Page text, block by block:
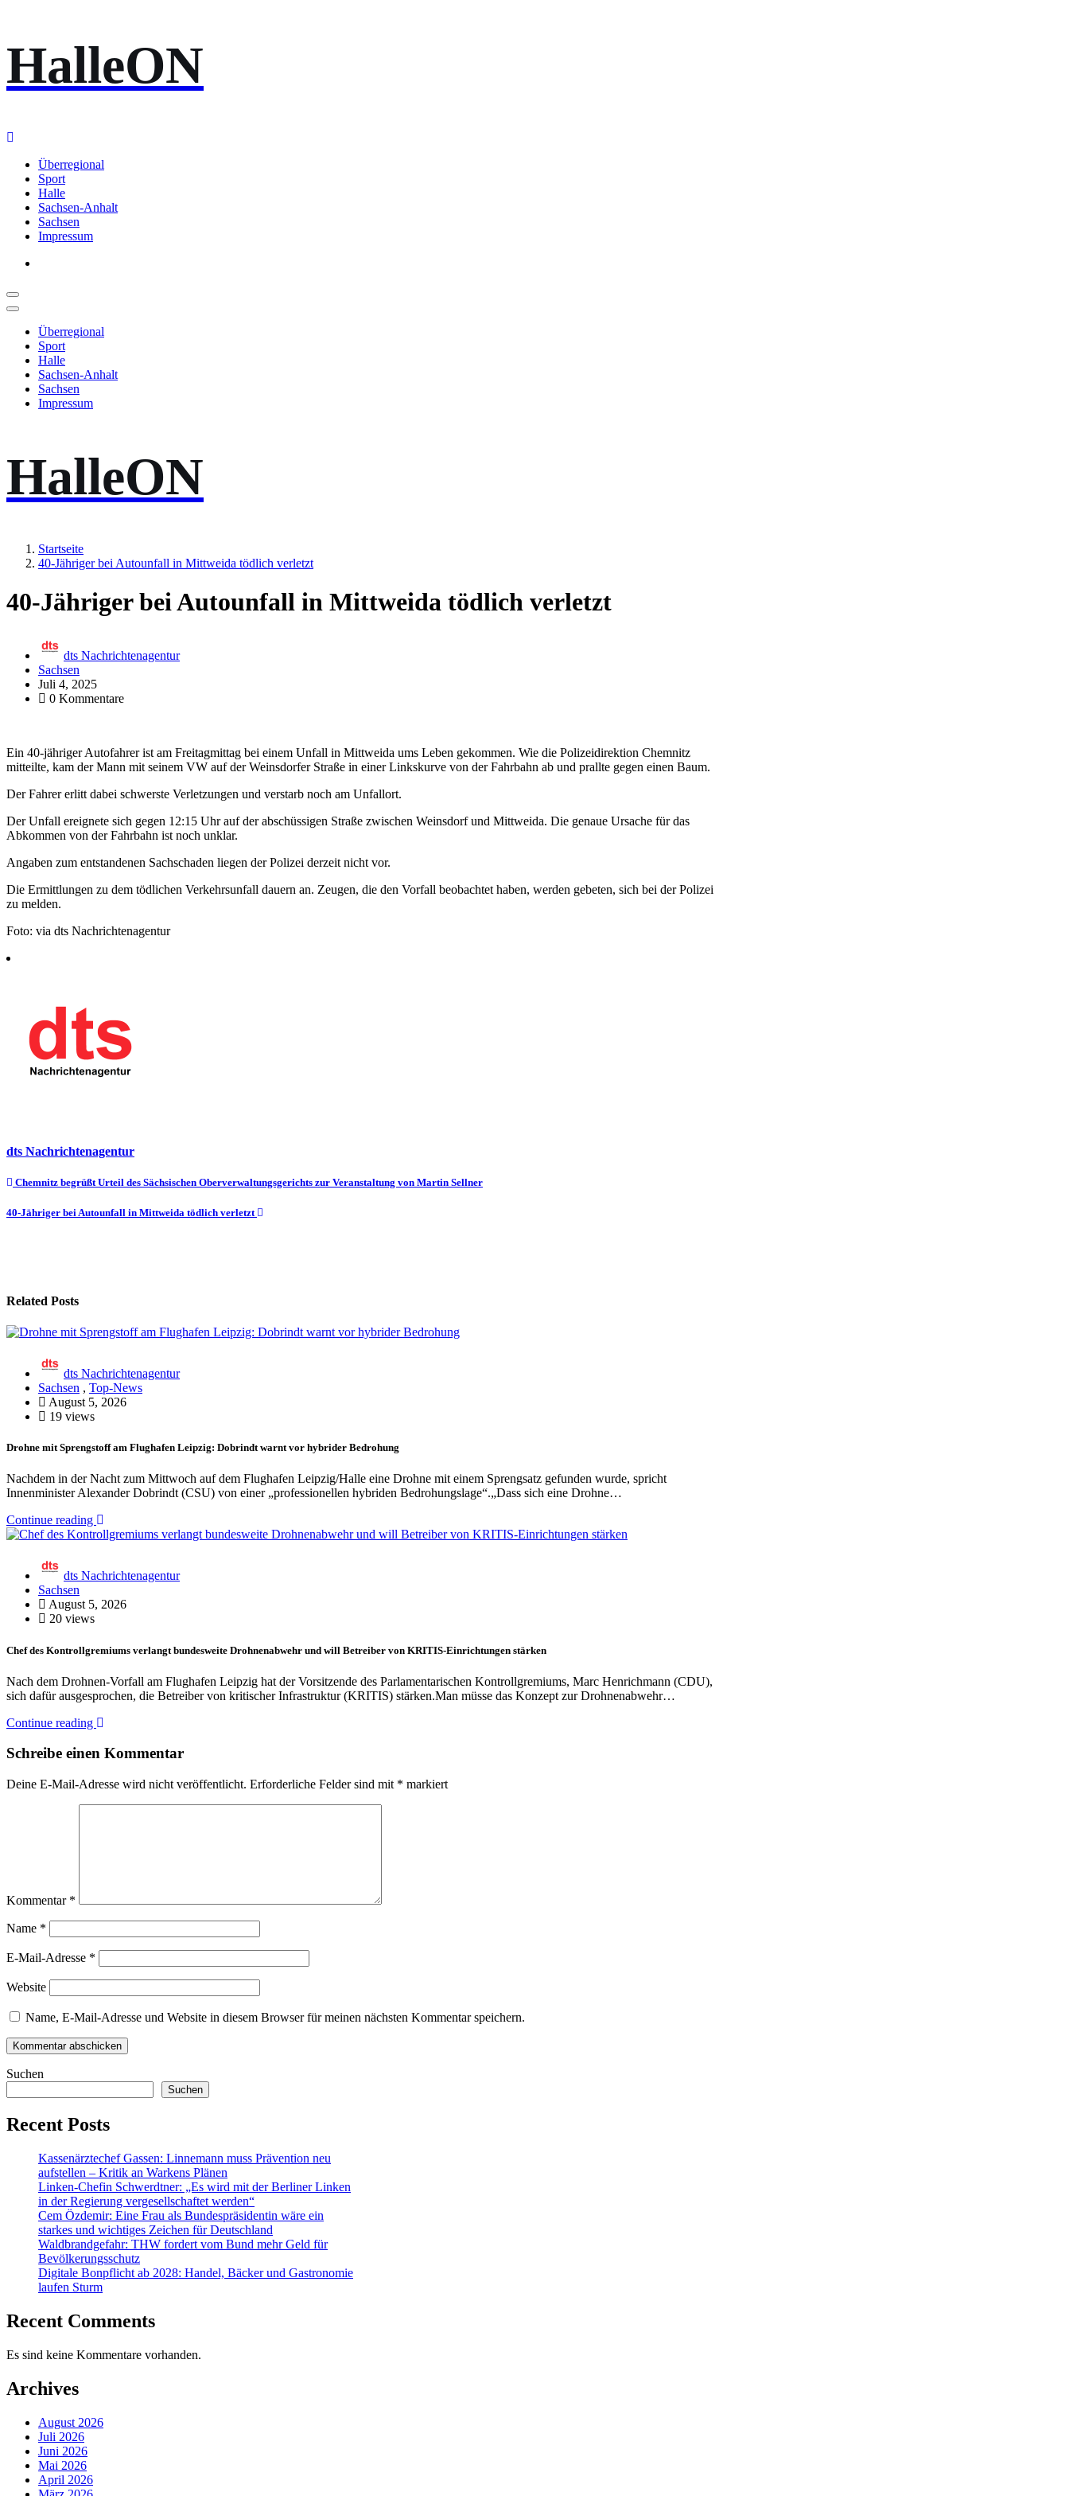
Inhalt
springen
HalleON
Überregional
Sport
Halle
Sachsen-Anhalt
Sachsen
Impressum
Überregional
Sport
Halle
Sachsen-Anhalt
Sachsen
Impressum
HalleON
Startseite
40-Jähriger bei Autounfall in Mittweida tödlich verletzt
40-Jähriger bei Autounfall in Mittweida tödlich verletzt
dts Nachrichtenagentur
Sachsen
Juli 4, 2025
0 Kommentare
Ein 40-jähriger Autofahrer ist am Freitagmittag bei einem Unfall in Mittweida ums Leben gekommen. Wie die Polizeidirektion Chemnitz
mitteilte, kam der Mann mit seinem VW auf der Weinsdorfer Straße in einer Linkskurve von der Fahrbahn ab und prallte gegen einen Baum.
Der Fahrer erlitt dabei schwerste Verletzungen und verstarb noch am Unfallort.
Der Unfall ereignete sich gegen 12:15 Uhr auf der abschüssigen Straße zwischen Weinsdorf und Mittweida. Die genaue Ursache für das
Abkommen von der Fahrbahn ist noch unklar.
Angaben zum entstandenen Sachschaden liegen der Polizei derzeit nicht vor.
Die Ermittlungen zu dem tödlichen Verkehrsunfall dauern an. Zeugen, die den Vorfall beobachtet haben, werden gebeten, sich bei der Polizei
zu melden.
Foto: via dts Nachrichtenagentur
dts Nachrichtenagentur
Beitragsnavigation
Chemnitz begrüßt Urteil des Sächsischen Oberverwaltungsgerichts zur Veranstaltung von Martin Sellner
40-Jähriger bei Autounfall in Mittweida tödlich verletzt
Related Posts
dts Nachrichtenagentur
Sachsen , Top-News
August 5, 2026
19 views
Drohne mit Sprengstoff am Flughafen Leipzig: Dobrindt warnt vor hybrider Bedrohung
Nachdem in der Nacht zum Mittwoch auf dem Flughafen Leipzig/Halle eine Drohne mit einem Sprengsatz gefunden wurde, spricht
Innenminister Alexander Dobrindt (CSU) von einer „professionellen hybriden Bedrohungslage“.„Dass sich eine Drohne…
Continue reading
dts Nachrichtenagentur
Sachsen
August 5, 2026
20 views
Chef des Kontrollgremiums verlangt bundesweite Drohnenabwehr und will Betreiber von KRITIS-Einrichtungen stärken
Nach dem Drohnen-Vorfall am Flughafen Leipzig hat der Vorsitzende des Parlamentarischen Kontrollgremiums, Marc Henrichmann (CDU),
sich dafür ausgesprochen, die Betreiber von kritischer Infrastruktur (KRITIS) stärken.Man müsse das Konzept zur Drohnenabwehr…
Continue reading
Schreibe einen Kommentar
Deine E-Mail-Adresse wird nicht veröffentlicht. Erforderliche Felder sind mit * markiert
Kommentar *
Name *
E-Mail-Adresse *
Website
Name, E-Mail-Adresse und Website in diesem Browser für meinen nächsten Kommentar speichern.
Suchen
Suchen
Recent Posts
Kassenärztechef Gassen: Linnemann muss Prävention neu
aufstellen – Kritik an Warkens Plänen
Linken-Chefin Schwerdtner: „Es wird mit der Berliner Linken
in der Regierung vergesellschaftet werden“
Cem Özdemir: Eine Frau als Bundespräsidentin wäre ein
starkes und wichtiges Zeichen für Deutschland
Waldbrandgefahr: THW fordert vom Bund mehr Geld für
Bevölkerungsschutz
Digitale Bonpflicht ab 2028: Handel, Bäcker und Gastronomie
laufen Sturm
Recent Comments
Es sind keine Kommentare vorhanden.
Archives
August 2026
Juli 2026
Juni 2026
Mai 2026
April 2026